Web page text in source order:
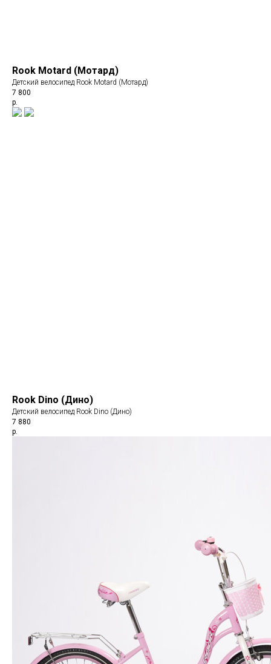
Rook Motard (Мотард)
Детский велосипед Rook Motard (Мотард)
7 800
р.
Rook Dino (Дино)
Детский велосипед Rook Dino (Дино)
7 880
р.